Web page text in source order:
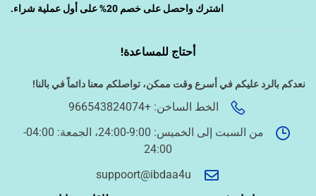
اشترك واحصل على خصم 20% على أول عملية شراء.
أحتاج للمساعدة!
نعدكم بالرد عليكم في أسرع وقت ممكن، تواصلكم معنا دائماً في بالنا!
الخط الساخن: +966543824074
من السبت إلى الخميس: 9:00-24:00، الجمعة: 04:00-
24:00
suppoort@ibdaa4u
دراسة الجدوى وخطط المشاريع
الخدمات الإلكترونية الحكومية